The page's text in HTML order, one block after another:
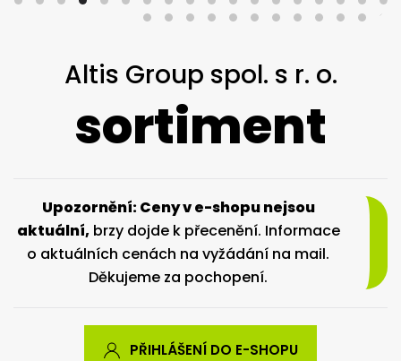
Altis Group spol. s r. o.
sortiment
Upozornění: Ceny v e-shopu nejsou
aktuální,brzy dojde k přecenění. Informace
o aktuálních cenách na vyžádání na mail.
Děkujeme za pochopení.
PŘIHLÁŠENÍ DO E-SHOPU